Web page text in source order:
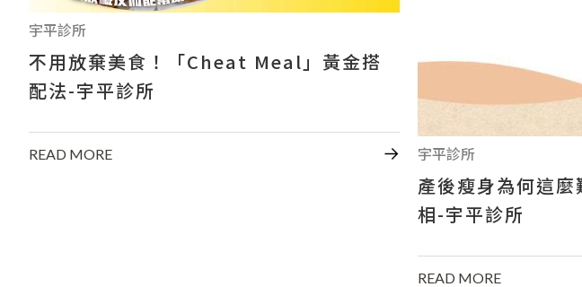
宇平診所
不用放棄美食！「Cheat Meal」黃金搭
配法-宇平診所
READ MORE 宇平診所
產後瘦身為何這
相-宇平診所
READ MORE